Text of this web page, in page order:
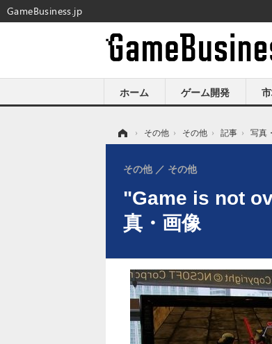
ホーム ゲーム開発
› その他 › その他 › 記事 › 写真
"Game is not
真・画像
その他 その他
GameBusiness.jp